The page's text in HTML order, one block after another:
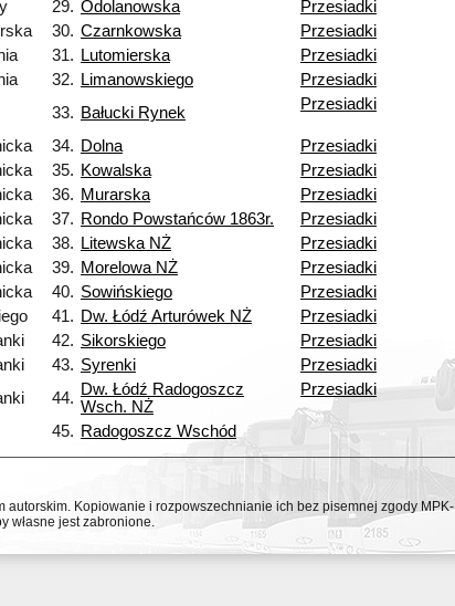
29. Odolanowska
Przesiadki
30. Czarnkowska
Przesiadki
31. Lutomierska
Przesiadki
32. Limanowskiego
Przesiadki
33. Bałucki Rynek Przesiadki
34. Dolna
Przesiadki
35. Kowalska
Przesiadki
36. Murarska
Przesiadki
37. Rondo Powstańców 1863r.
Przesiadki
38. Litewska NŻ
Przesiadki
39. Morelowa NŻ
Przesiadki
40. Sowińskiego
Przesiadki
41. Dw. Łódź Arturówek NŻ
Przesiadki
42. Sikorskiego
Przesiadki
43. Syrenki
Przesiadki
44. Dw. Łódź Radogoszcz
Wsch. NŻ
Przesiadki
45. Radogoszcz Wschód
Kopiowanie i rozpowszechnianie ich bez pisemnej zgody MPK-
własne jest zabronione.